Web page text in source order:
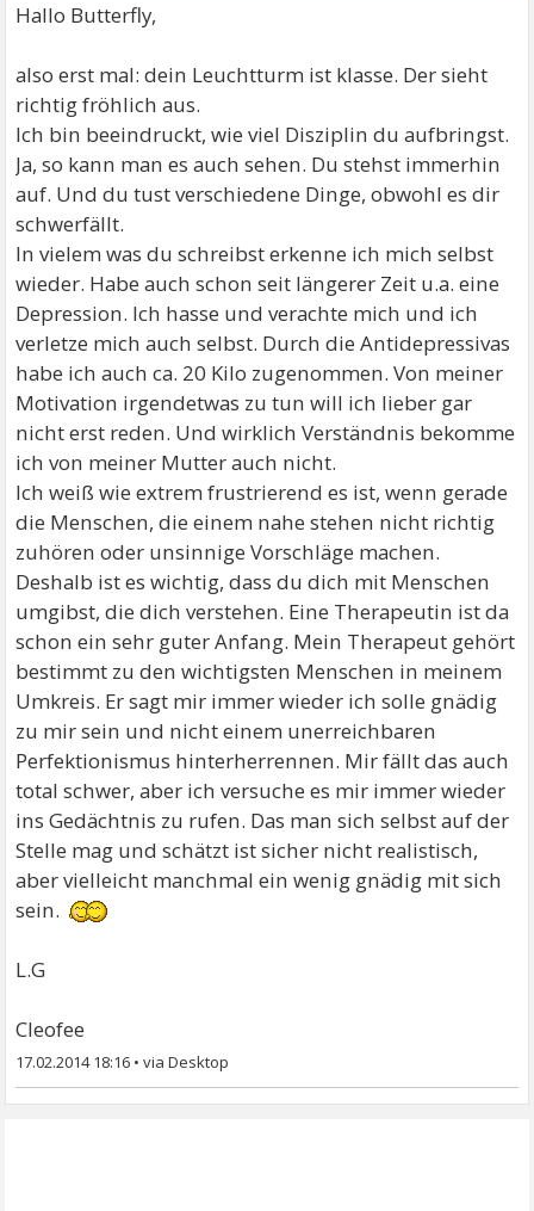
Hallo Butterfly,
also erst mal: dein Leuchtturm ist klasse. Der sieht
richtig fröhlich aus.
Ich bin beeindruckt, wie viel Disziplin du aufbringst.
Ja, so kann man es auch sehen. Du stehst immerhin
auf. Und du tust verschiedene Dinge, obwohl es dir
schwerfällt.
In vielem was du schreibst erkenne ich mich selbst
wieder. Habe auch schon seit längerer Zeit u.a. eine
Depression. Ich hasse und verachte mich und ich
verletze mich auch selbst. Durch die Antidepressivas
habe ich auch ca. 20 Kilo zugenommen. Von meiner
Motivation irgendetwas zu tun will ich lieber gar
nicht erst reden. Und wirklich Verständnis bekomme
ich von meiner Mutter auch nicht.
Ich weiß wie extrem frustrierend es ist, wenn gerade
die Menschen, die einem nahe stehen nicht richtig
zuhören oder unsinnige Vorschläge machen.
Deshalb ist es wichtig, dass du dich mit Menschen
umgibst, die dich verstehen. Eine Therapeutin ist da
schon ein sehr guter Anfang. Mein Therapeut gehört
bestimmt zu den wichtigsten Menschen in meinem
Umkreis. Er sagt mir immer wieder ich solle gnädig
zu mir sein und nicht einem unerreichbaren
Perfektionismus hinterherrennen. Mir fällt das auch
total schwer, aber ich versuche es mir immer wieder
ins Gedächtnis zu rufen. Das man sich selbst auf der
Stelle mag und schätzt ist sicher nicht realistisch,
aber vielleicht manchmal ein wenig gnädig mit sich
sein.
L.G
Cleofee
17.02.2014 18:16 •